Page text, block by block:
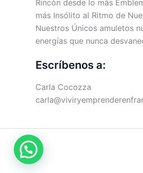
Rincón desde lo más
más Insólito al Ritmo de
Nuestros Únicos amuletos
energías que nunca
Escríbenos a:
Carla Cocozza